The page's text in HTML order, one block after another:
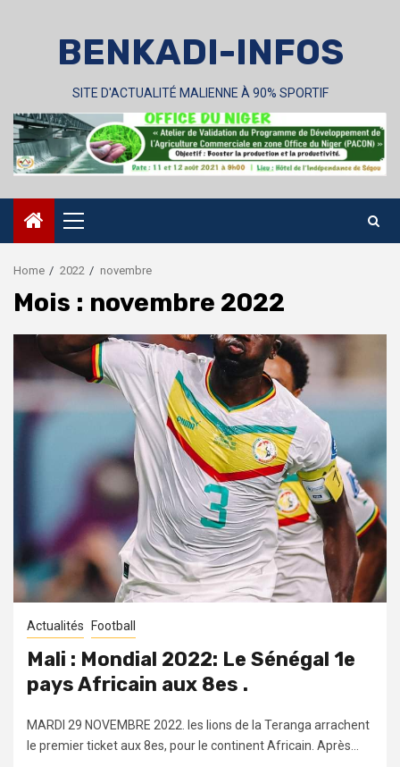
BENKADI-INFOS
SITE D'ACTUALITÉ MALIENNE À 90% SPORTIF
Primary
Menu
Home 2022 novembre
Mois : novembre 2022
Actualités Football
Mali : Mondial 2022: Le Sénégal 1e
pays Africain aux 8es .
MARDI 29 NOVEMBRE 2022. les lions de la Teranga arrachent
le premier ticket aux 8es, pour le continent Africain. Après...